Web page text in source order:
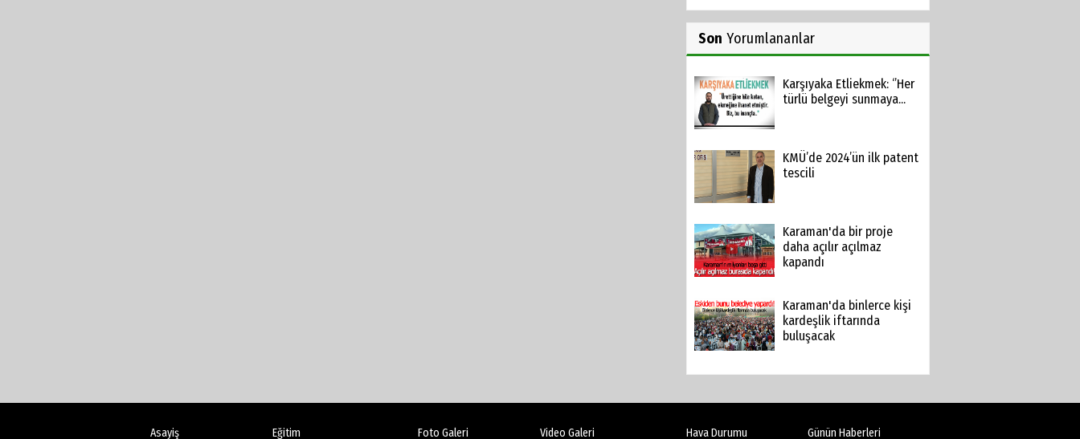
Son Yorumlananlar
Karşıyaka Etliekmek: ‘’Her
türlü belgeyi sunmaya...
KMÜ’de 2024’ün ilk patent
tescili
Karaman'da bir proje
daha açılır açılmaz
kapandı
Karaman'da binlerce kişi
kardeşlik iftarında
buluşacak
Asayiş Eğitim Foto Galeri Video Galeri Hava Durumu Günün Haberleri